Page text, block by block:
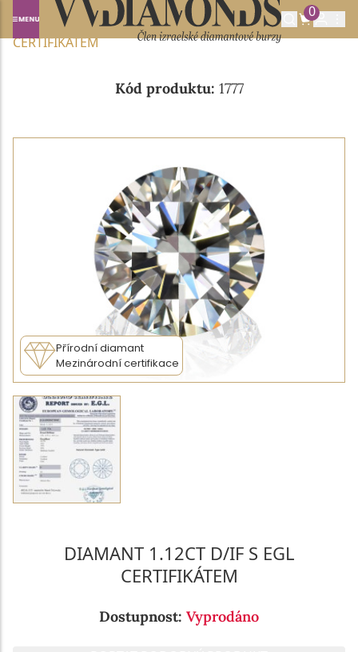
0
Domů NABÍDKA DIAMANTŮ
1.12CT D/IF S EGL
CERTIFIKÁTEM
Kód produktu: 1777
Přírodní diamant
Mezinárodní certifikace
DIAMANT 1.12CT D/IF S EGL
CERTIFIKÁTEM
Dostupnost: Vyprodáno